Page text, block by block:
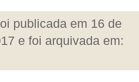
publicada em 16 de
e foi arquivada em: